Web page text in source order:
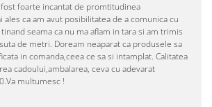
foarte incantat de promtitudinea
ales ca am avut posibilitatea de a comunica cu
seama ca nu ma aflam in tara si am trimis
de metri. Doream neaparat ca produsele sa
in comanda,ceea ce sa si intamplat. Calitatea
cadoului,ambalarea, ceva cu adevarat
multumesc !